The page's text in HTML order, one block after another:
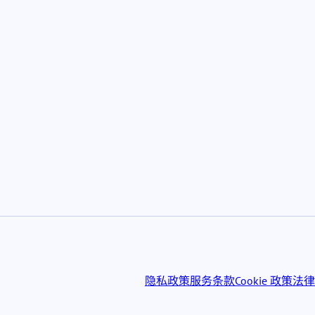
隐私政策服务条款Cookie 政策法